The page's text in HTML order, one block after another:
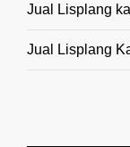
Jual Lisplang
Jual Lisplang